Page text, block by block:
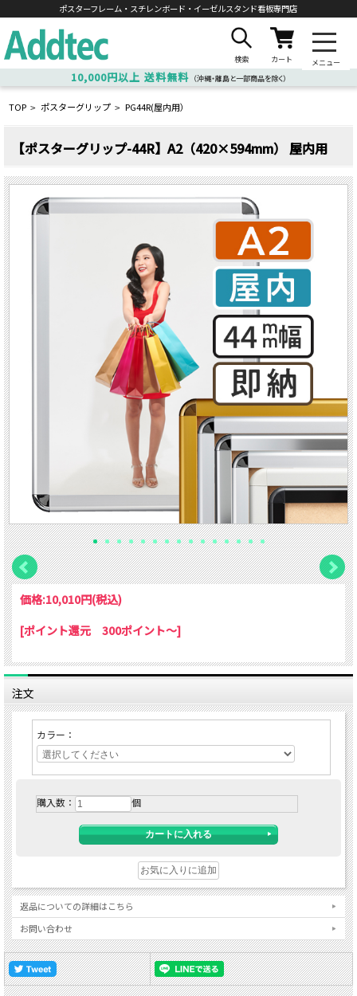
ポスターフレーム・スチレンボード・ イーゼルスタンド看板専門店
検索 カート メニュー
10,000円以上 送料無料 （沖縄・離島と一部商品を除く）
TOP > ポスターグリップ > PG44R(屋内用）
【ポスターグリップ-44R】A2（420×594mm） 屋内用
価格:10,010円(税込)
[ポイント還元 300ポイント～]
注文
カラー：
購入数： 個
返品についての詳細はこちら
お問い合わせ